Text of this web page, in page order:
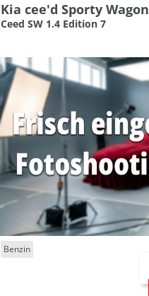
Kia cee'd Sporty Wagon
Ceed SW 1.4 Edition 7
Benzin